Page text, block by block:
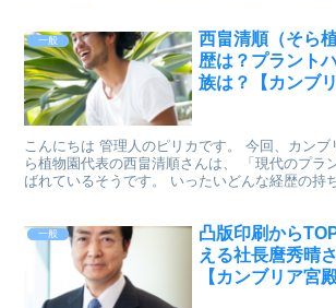
一般
西畠清順（そら
歴は？プラント
族は？【カンブ
こんにちは 管理人のピリカです。 今回、カンブ
ら植物園代表の西畠清順さんは、 「現代のプラ
ばれているそうです。 いったいどんな経歴の持
一般
凸版印刷から
える社長麿秀晴
【カンブリア宮殿